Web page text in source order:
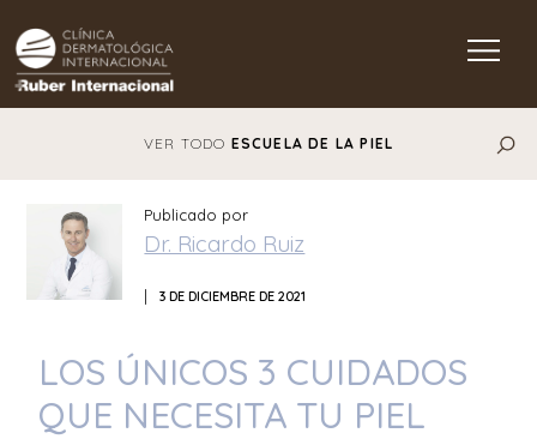
Main Navigation
VER TODO ESCUELA DE LA PIEL
Publicado por
Dr. Ricardo Ruiz
| 3 DE DICIEMBRE DE 2021
LOS ÚNICOS 3 CUIDADOS
QUE NECESITA TU PIEL